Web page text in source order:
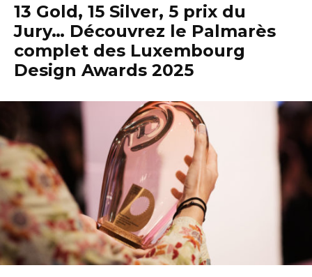
13 Gold, 15 Silver, 5 prix du
Jury… Découvrez le Palmarès
complet des Luxembourg
Design Awards 2025